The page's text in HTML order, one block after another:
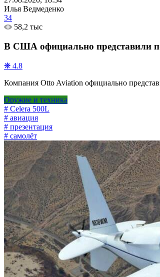
Илья Ведмеденко
34
58,2 тыс
В США официально представили
❋ 4.8
Компания Otto Aviation официально
Оружие и техника
# Celera 500L
# авиация
# презентация
# самолёт